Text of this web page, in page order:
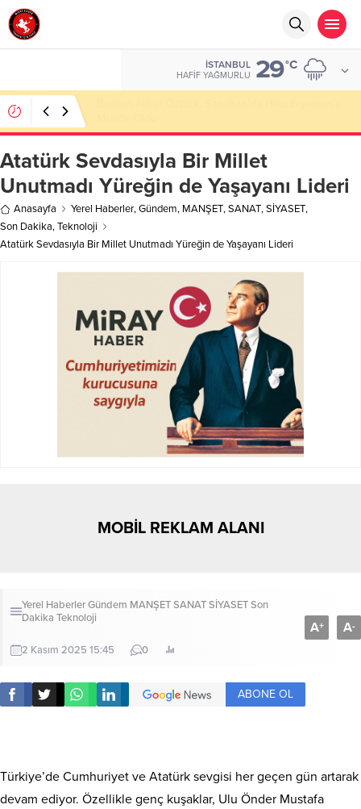
İSTANBUL
HAFIF YAĞMURLU 29°C
Atatürk Sevdasıyla Bir Millet
Unutmadı Yüreğin de Yaşayanı Lideri
Anasayfa Yerel Haberler,Gündem, MANŞET,SANAT,SİYASET,
Son Dakika,Teknoloji
Atatürk Sevdasıyla Bir Millet Unutmadı Yüreğin de Yaşayanı Lideri
MOBİL REKLAM ALANI
Yerel HaberlerGündem MANŞETSANATSİYASETSon
Dakika Teknoloji
2 Kasım 2025 15:45 0
A+ A-
ABONE OL
Türkiye’de Cumhuriyet ve Atatürk sevgisi her geçen gün artarak
devam ediyor. Özellikle genç kuşaklar, Ulu Önder Mustafa